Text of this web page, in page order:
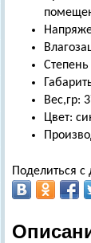
Вес,гр:
Цвет:
Поделиться с